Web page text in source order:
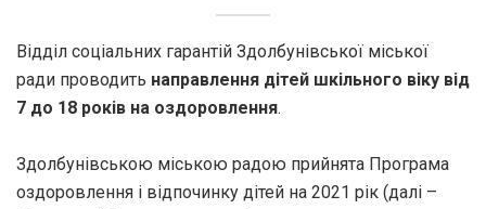
Відділ соціальних гарантій Здолбунівської міської
ради проводить направлення дітей шкільного віку від
7 до 18 років на оздоровлення.
Здолбунівською міською радою прийнята Програма
оздоровлення і відпочинку дітей на 2021 рік (далі –